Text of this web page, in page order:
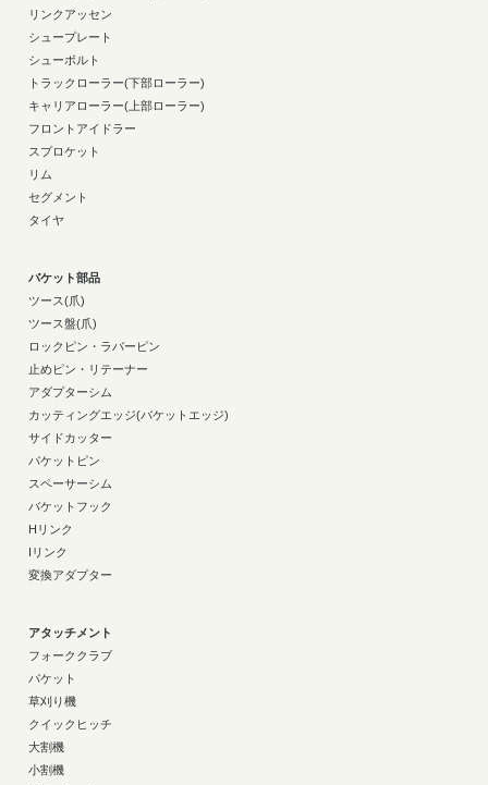
リンクアッセン
シュープレート
シューボルト
トラックローラー(下部ローラー)
キャリアローラー(上部ローラー)
フロントアイドラー
スプロケット
リム
セグメント
タイヤ
バケット部品
ツース(爪)
ツース盤(爪)
ロックピン・ラバーピン
止めピン・リテーナー
アダプターシム
カッティングエッジ(バケットエッジ)
サイドカッター
バケットピン
スペーサーシム
バケットフック
Hリンク
Iリンク
変換アダプター
アタッチメント
フォーククラブ
バケット
草刈り機
クイックヒッチ
大割機
小割機